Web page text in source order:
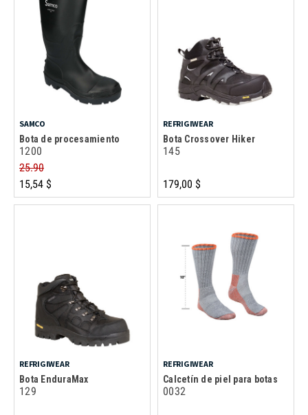
SAMCO
Bota de procesamiento
1200
25.90
15,54 $
REFRIGIWEAR
Bota Crossover Hiker
145
179,00 $
REFRIGIWEAR
Bota EnduraMax
129
REFRIGIWEAR
Calcetín de piel para botas
0032